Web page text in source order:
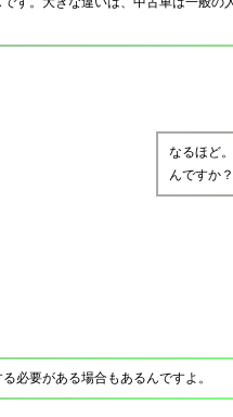
なるほど
んですか？
必要がある場合もあるんですよ。